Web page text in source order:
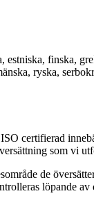
finska,
ryska,
certifierad
som vi
de
löpande